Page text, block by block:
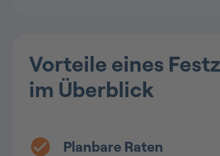
Vorteile eines
im Überblick
Planbare Raten